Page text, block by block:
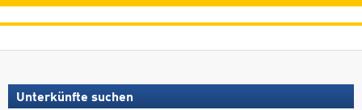
Unterkünfte suchen